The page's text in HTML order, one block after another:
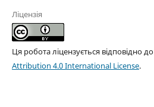
Ліцензія
Ця робота ліцензується відповідно до
Attribution 4.0 International License.